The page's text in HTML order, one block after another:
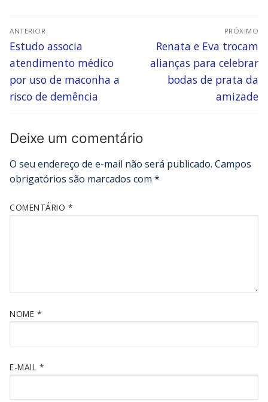
ANTERIOR
Estudo associa
atendimento médico
por uso de maconha a
risco de demência
PRÓXIMO
Renata e Eva trocam
alianças para celebrar
bodas de prata da
amizade
Deixe um comentário
O seu endereço de e-mail não será publicado. Campos
obrigatórios são marcados com *
COMENTÁRIO *
NOME *
E-MAIL *